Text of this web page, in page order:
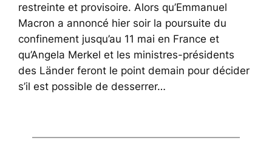
restreinte et provisoire. Alors qu’Emmanuel
Macron a annoncé hier soir la poursuite du
confinement jusqu’au 11 mai en France et
qu’Angela Merkel et les ministres-présidents
des Länder feront le point demain pour décider
s’il est possible de desserrer…